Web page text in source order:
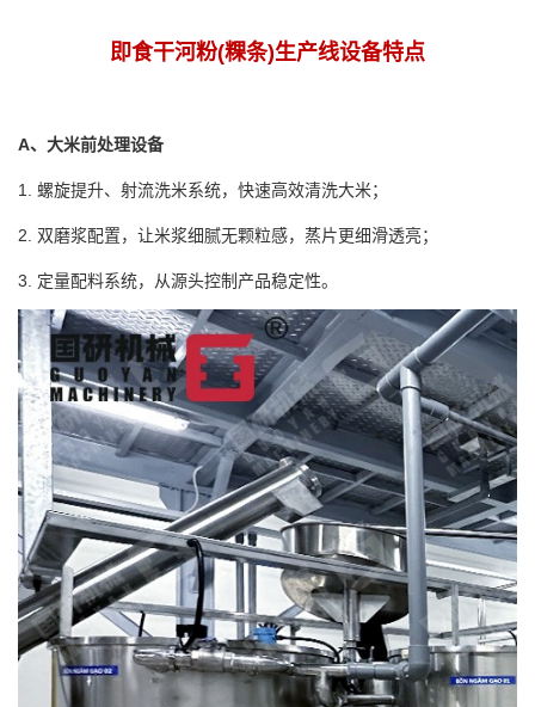
即食干河粉(粿条)生产线设备特点
A、大米前处理设备
1. 螺旋提升、射流洗米系统，快速高效清洗大米；
2. 双磨浆配置，让米浆细腻无颗粒感，蒸片更细滑透亮；
3. 定量配料系统，从源头控制产品稳定性。